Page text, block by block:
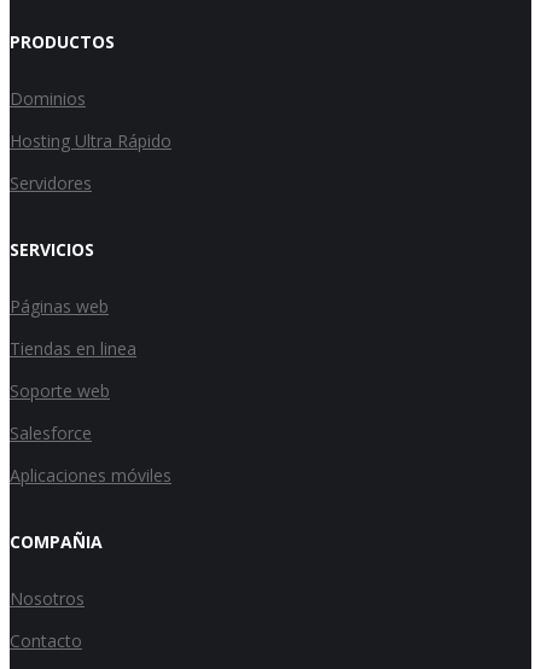
PRODUCTOS
Dominios
Hosting Ultra Rápido
Servidores
SERVICIOS
Páginas web
Tiendas en linea
Soporte web
Salesforce
Aplicaciones móviles
COMPAÑIA
Nosotros
Contacto